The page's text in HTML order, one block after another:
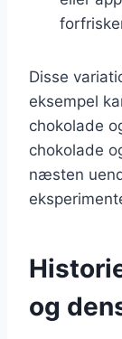
Disse
eksempel
chokolade
chokolade
næsten
og